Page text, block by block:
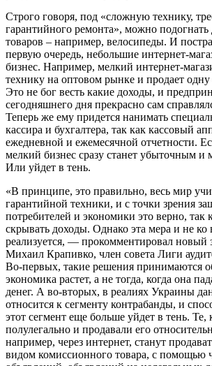
Строго говоря, под «сложную технику,
гарантийного ремонта», можно подогнать
товаров – например, велосипеды. И
первую очередь, небольшие интернет-
бизнес. Например, мелкий интернет-
технику на оптовом рынке и продает
Это не бог весть какие доходы, и
сегодняшнего дня прекрасно сам
Теперь же ему придется нанимать
кассира и бухгалтера, так как кассовый
ежедневной и ежемесячной отчетности.
мелкий бизнес сразу станет убыточным и
Или уйдет в тень.
«В принципе, это правильно, весь мир
гарантийной техники, и с точки зрения
потребителей и экономики это верно, так
скрывать доходы. Однако эта мера и не ко
реализуется, — прокомментировал новый
Михаил Крапивко, член совета Лиги
Во-первых, такие решения принимаются
экономика растет, а не тогда, когда она
денег. А во-вторых, в реалиях Украины
относится к сегменту контрабанды, и
этот сегмент еще больше уйдет в тень. Те,
полулегально и продавали его
например, через интернет, станут
видом комиссионного товара, с помощью